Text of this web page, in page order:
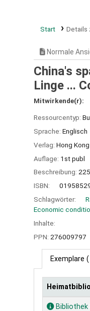
Start Details
Normale
China's
Linge ...
Mitwirkende(r):
Ressourcentyp:
Sprache: Englisch
Verlag: Hong Kong
Auflage: 1st publ
Beschreibung:
ISBN:
Schlagwörter:
Economic
Inhalte:
PPN: 276009797
Exemplare
Exemplare
Bibliothek